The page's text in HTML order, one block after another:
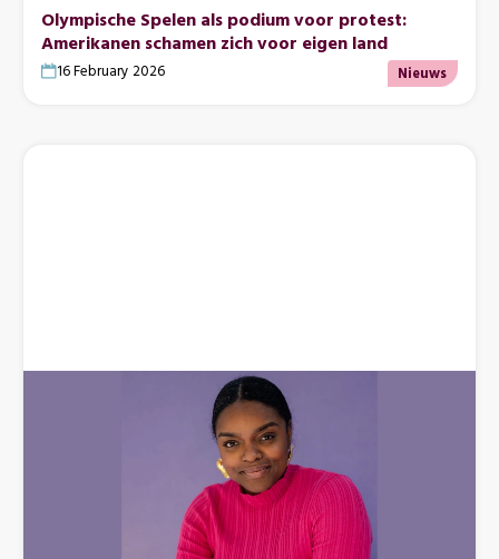
Olympische Spelen als podium voor protest:
Amerikanen schamen zich voor eigen land
16 February 2026 Nieuws